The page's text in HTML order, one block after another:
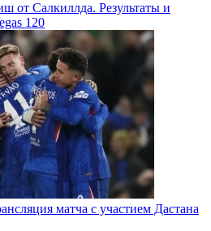
от Салкиллда. Результаты и
120
матча с участием Дастана